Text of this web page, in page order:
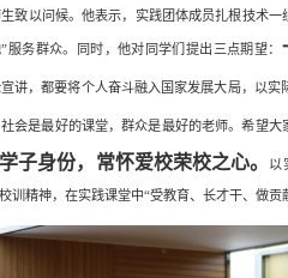
致以问候。他表示，实践团体成员扎根技术一
务群众。同时，他对同学们提出三点期望：
讲，都要将个人奋斗融入国家发展大局，以实
社会是最好的课堂，群众是最好的老师。希望
子身份，常怀爱校荣校之心。 以
训精神，在实践课堂中“受教育、长才干、做贡